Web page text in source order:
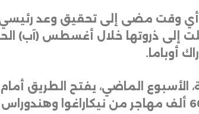
أي وقت مضى إلى تحقيق وعد رئيسي
أوباما .
الماضي، يفتح الطريق أمام
من الترحيل وإلغاء تصاريح العمل لأكثر من 60 ألف